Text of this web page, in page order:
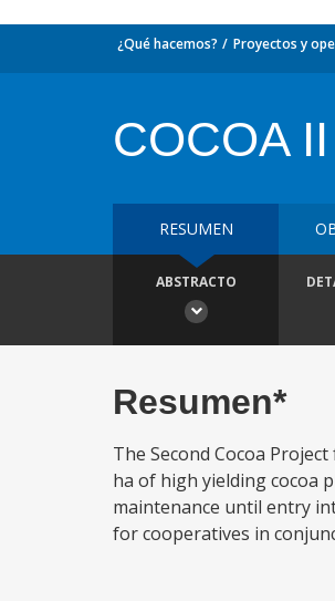
¿Qué hacemos? Proyectos y
COCOA II
RESUMEN
ABSTRACTO
Resumen*
The Second Cocoa
ha of high yielding cocoa
maintenance until entry
for cooperatives in